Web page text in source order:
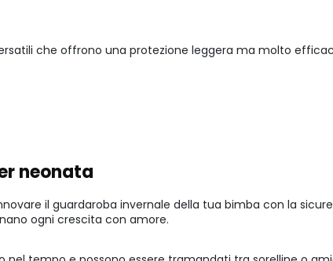
che offrono una protezione leggera ma molto
neonata
il guardaroba invernale della tua bimba con la
ogni crescita con amore.